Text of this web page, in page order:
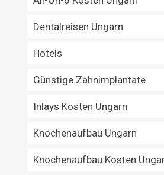
Dentalreisen Ungarn
Hotels
Günstige Zahnimplantate
Inlays Kosten Ungarn
Knochenaufbau Ungarn
Knochenaufbau Kosten